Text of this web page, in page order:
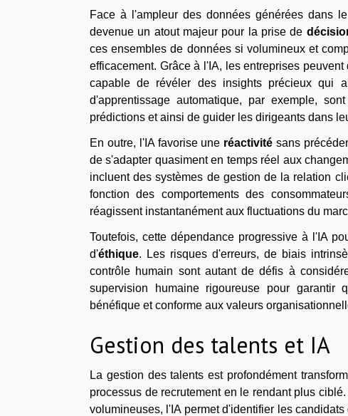
Face à l'ampleur des données générées dans
devenue un atout majeur pour la prise de
ces ensembles de données si volumineux et
efficacement. Grâce à l'IA, les entreprises
capable de révéler des insights précieux qui
d'apprentissage automatique, par exemple,
prédictions et ainsi de guider les dirigeants dans
En outre, l'IA favorise une réactivité sans
de s'adapter quasiment en temps réel aux
incluent des systèmes de gestion de la relation
fonction des comportements des
réagissent instantanément aux fluctuations du
Toutefois, cette dépendance progressive à l'IA
d'éthique. Les risques d'erreurs, de biais
contrôle humain sont autant de défis à
supervision humaine rigoureuse pour
bénéfique et conforme aux valeurs
Gestion des talents et IA
La gestion des talents est profondément
processus de recrutement en le rendant plus
volumineuses, l'IA permet d'identifier les